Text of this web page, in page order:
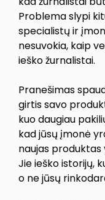
Problema slypi
specialistų ir
nesuvokia, kaip
ieško žurnalistai.
Pranešimas
girtis savo
kuo daugiau
kad jūsų įmonė
naujas produktas
Jie ieško istorijų,
o ne jūsų